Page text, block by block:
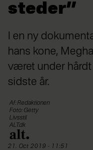
steder”
I en ny
hans kone,
været under
sidste år.
Af: Redaktionen
Foto: Getty
Livsstil
ALT.dk
21. Oct 2019 - 11:51